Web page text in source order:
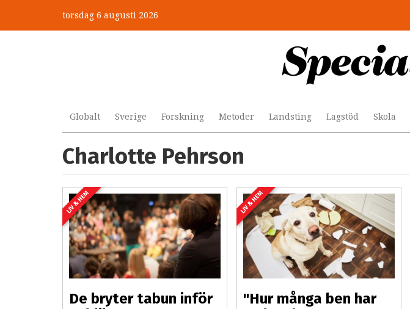
huvudinnehåll
torsdag 6 augusti 2026
Globalt Sverige Forskning Metoder Landsting Lagstöd Skola
Charlotte Pehrson
LIV & HEM
De bryter tabun inför
LIV & HEM
"Hur många ben har